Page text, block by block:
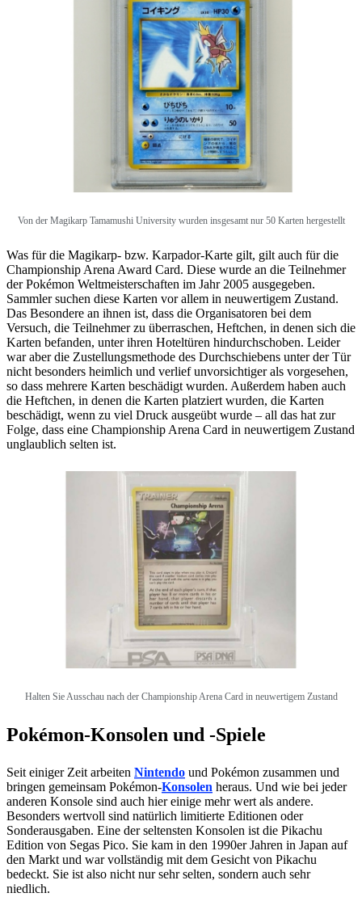
Von der Magikarp Tamamushi University wurden insgesamt nur 50 Karten hergestellt
Was für die Magikarp- bzw. Karpador-Karte gilt, gilt auch für die
Championship Arena Award Card. Diese wurde an die Teilnehmer
der Pokémon Weltmeisterschaften im Jahr 2005 ausgegeben.
Sammler suchen diese Karten vor allem in neuwertigem Zustand.
Das Besondere an ihnen ist, dass die Organisatoren bei dem
Versuch, die Teilnehmer zu überraschen, Heftchen, in denen sich die
Karten befanden, unter ihren Hoteltüren hindurchschoben. Leider
war aber die Zustellungsmethode des Durchschiebens unter der Tür
nicht besonders heimlich und verlief unvorsichtiger als vorgesehen,
so dass mehrere Karten beschädigt wurden. Außerdem haben auch
die Heftchen, in denen die Karten platziert wurden, die Karten
beschädigt, wenn zu viel Druck ausgeübt wurde – all das hat zur
Folge, dass eine Championship Arena Card in neuwertigem Zustand
unglaublich selten ist.
Halten Sie Ausschau nach der Championship Arena Card in neuwertigem Zustand
Pokémon-Konsolen und -Spiele
Seit einiger Zeit arbeiten Nintendo und Pokémon zusammen und
bringen gemeinsam Pokémon-Konsolen heraus. Und wie bei jeder
anderen Konsole sind auch hier einige mehr wert als andere.
Besonders wertvoll sind natürlich limitierte Editionen oder
Sonderausgaben. Eine der seltensten Konsolen ist die Pikachu
Edition von Segas Pico. Sie kam in den 1990er Jahren in Japan auf
den Markt und war vollständig mit dem Gesicht von Pikachu
bedeckt. Sie ist also nicht nur sehr selten, sondern auch sehr
niedlich.